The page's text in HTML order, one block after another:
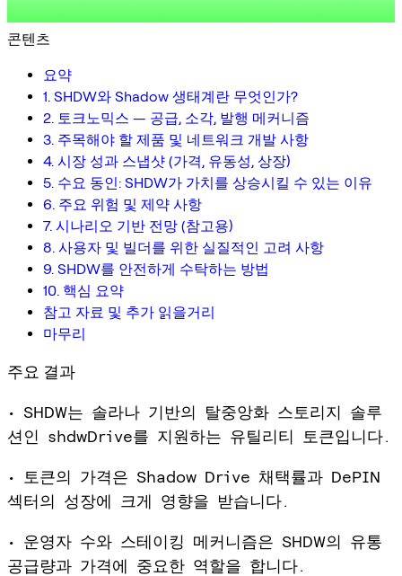
콘텐츠
요약
1. SHDW와 Shadow 생태계란 무엇인가?
2. 토크노믹스 — 공급, 소각, 발행 메커니즘
3. 주목해야 할 제품 및 네트워크 개발 사항
4. 시장 성과 스냅샷 (가격, 유동성, 상장)
5. 수요 동인: SHDW가 가치를 상승시킬 수 있는 이유
6. 주요 위험 및 제약 사항
7. 시나리오 기반 전망 (참고용)
8. 사용자 및 빌더를 위한 실질적인 고려 사항
9. SHDW를 안전하게 수탁하는 방법
10. 핵심 요약
참고 자료 및 추가 읽을거리
마무리
주요 결과
• SHDW는 솔라나 기반의 탈중앙화 스토리지 솔루
션인 shdwDrive를 지원하는 유틸리티 토큰입니다.
• 토큰의 가격은 Shadow Drive 채택률과 DePIN
섹터의 성장에 크게 영향을 받습니다.
• 운영자 수와 스테이킹 메커니즘은 SHDW의 유통
공급량과 가격에 중요한 역할을 합니다.